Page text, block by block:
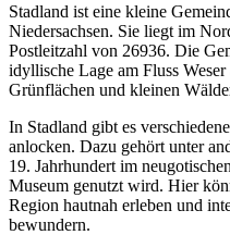
Stadland ist eine kleine
Niedersachsen. Sie liegt im
Postleitzahl von 26936. Die
idyllische Lage am Fluss
Grünflächen und kleinen
In Stadland gibt es
anlocken. Dazu gehört unter
19. Jahrhundert im
Museum genutzt wird. Hier
Region hautnah erleben und
bewundern.